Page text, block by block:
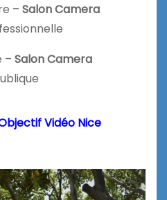
– Salon Camera
– Salon Camera
Vidéo Nice